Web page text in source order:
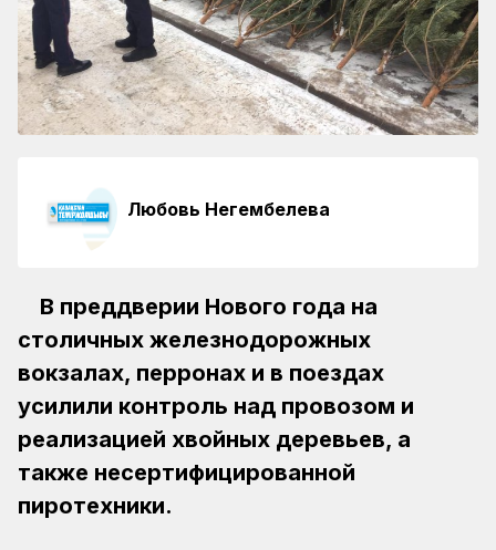
Любовь Негембелева
В преддверии Нового года на
столичных железнодорожных
вокзалах, перронах и в поездах
усилили контроль над провозом и
реализацией хвойных деревьев, а
также несертифицированной
пиротехники.